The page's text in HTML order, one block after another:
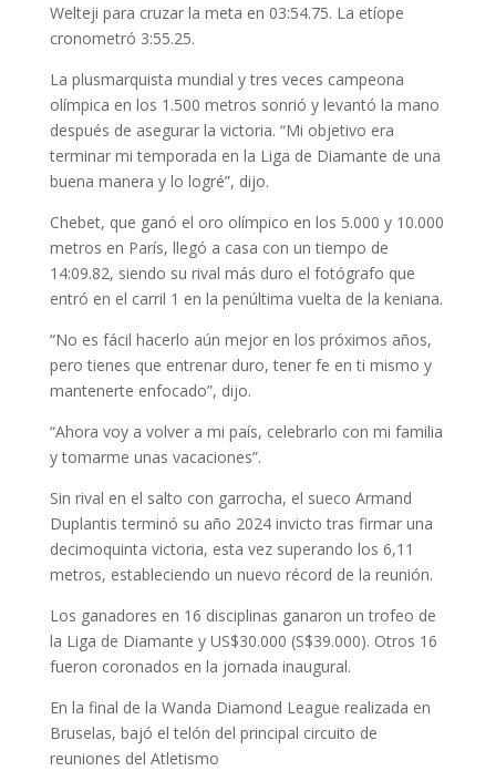
Welteji para cruzar la meta en 03:54.75. La etíope
cronometró 3:55.25.
La plusmarquista mundial y tres veces campeona
olímpica en los 1.500 metros sonrió y levantó la mano
después de asegurar la victoria. “Mi objetivo era
terminar mi temporada en la Liga de Diamante de una
buena manera y lo logré”, dijo.
Chebet, que ganó el oro olímpico en los 5.000 y 10.000
metros en París, llegó a casa con un tiempo de
14:09.82, siendo su rival más duro el fotógrafo que
entró en el carril 1 en la penúltima vuelta de la keniana.
“No es fácil hacerlo aún mejor en los próximos años,
pero tienes que entrenar duro, tener fe en ti mismo y
mantenerte enfocado”, dijo.
“Ahora voy a volver a mi país, celebrarlo con mi familia
y tomarme unas vacaciones”.
Sin rival en el salto con garrocha, el sueco Armand
Duplantis terminó su año 2024 invicto tras firmar una
decimoquinta victoria, esta vez superando los 6,11
metros, estableciendo un nuevo récord de la reunión.
Los ganadores en 16 disciplinas ganaron un trofeo de
la Liga de Diamante y US$30.000 (S$39.000). Otros 16
fueron coronados en la jornada inaugural.
En la final de la Wanda Diamond League realizada en
Bruselas, bajó el telón del principal circuito de
reuniones del Atletismo